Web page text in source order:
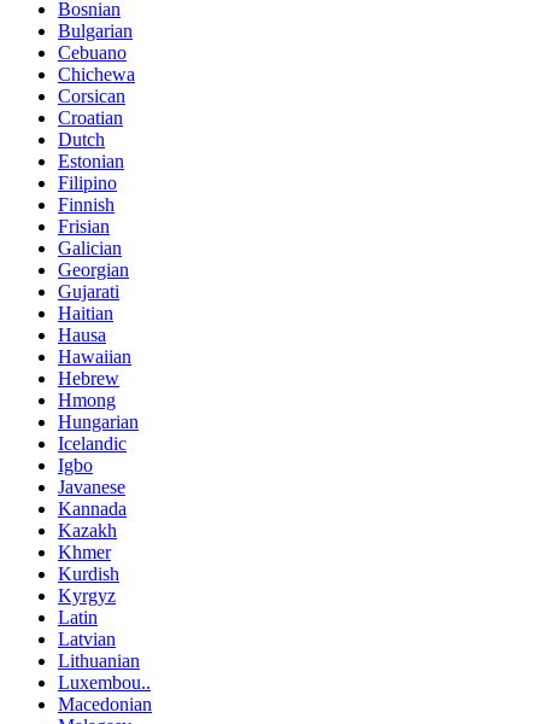
Bosnian
Bulgarian
Cebuano
Chichewa
Corsican
Croatian
Dutch
Estonian
Filipino
Finnish
Frisian
Galician
Georgian
Gujarati
Haitian
Hausa
Hawaiian
Hebrew
Hmong
Hungarian
Icelandic
Igbo
Javanese
Kannada
Kazakh
Khmer
Kurdish
Kyrgyz
Latin
Latvian
Lithuanian
Luxembou..
Macedonian